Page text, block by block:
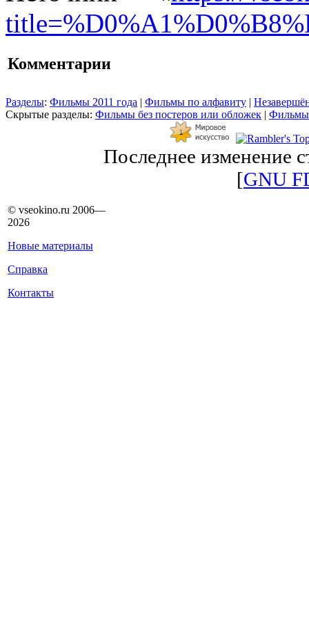
Комментарии
Разделы: Фильмы 2011 года | Фильмы по алфавиту |
Скрытые разделы: Фильмы без постеров или обложек | Фильмы
Последнее изменение
[GNU
© vseokino.ru 2006—
2026
Новые материалы
Справка
Контакты